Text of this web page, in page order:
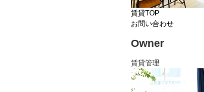
賃貸TOP
お問い合わせ
Owner
賃貸管理